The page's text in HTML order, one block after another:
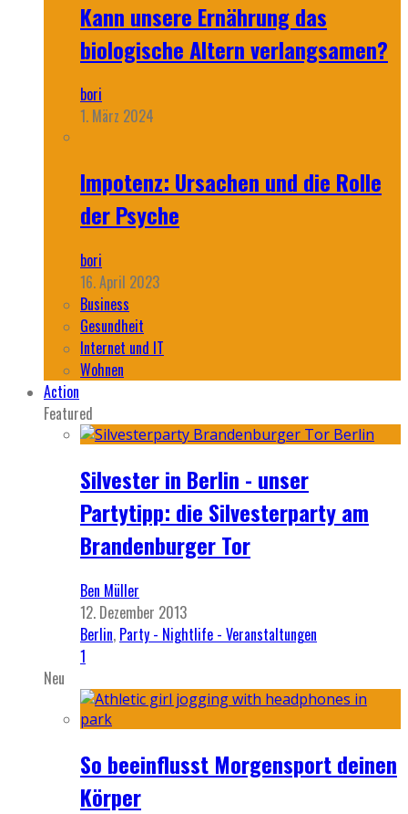
Kann unsere Ernährung das
biologische Altern verlangsamen?
bori
1. März 2024
Impotenz: Ursachen und die Rolle
der Psyche
bori
16. April 2023
Business
Gesundheit
Internet und IT
Wohnen
Action
Featured
Silvester in Berlin - unser
Partytipp: die Silvesterparty am
Brandenburger Tor
Ben Müller
12. Dezember 2013
Berlin, Party - Nightlife - Veranstaltungen
1
Neu
So beeinflusst Morgensport deinen
Körper